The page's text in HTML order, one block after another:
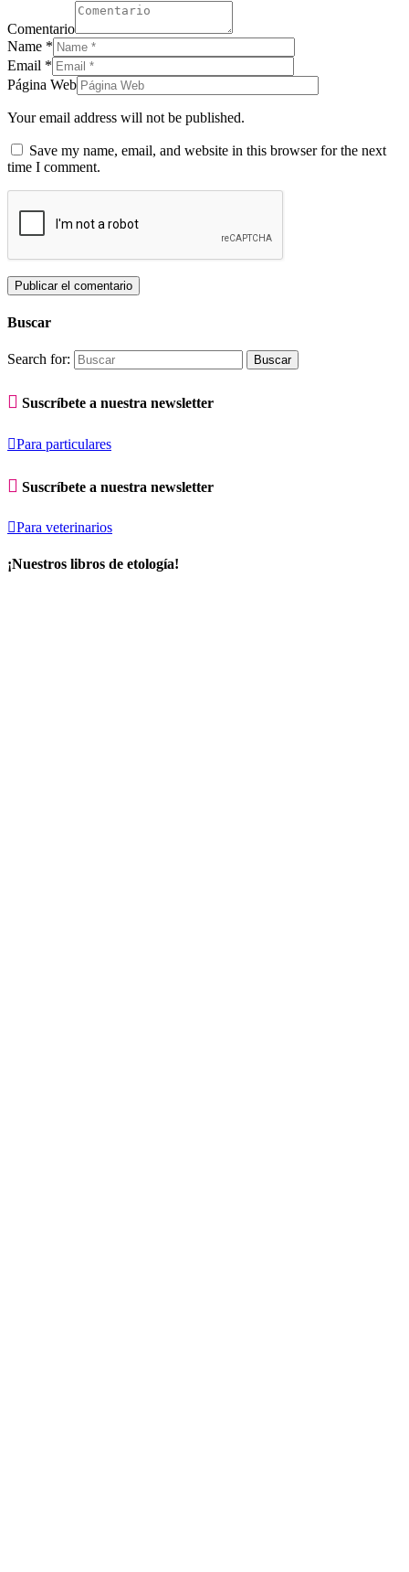
Comentario
Name *
Email *
Página Web
Your email address will not be published.
Save my name, email, and website in this browser for the next
time I comment.
Buscar
Search for:
 Suscríbete a nuestra newsletter
Para particulares
 Suscríbete a nuestra newsletter
Para veterinarios
¡Nuestros libros de etología!